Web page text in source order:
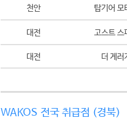
천안 탑기어 모
대전 고스트 스
대전 더 게러
WAKOS 전국 취급점 (경북)